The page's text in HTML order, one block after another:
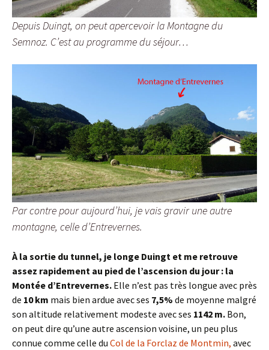
Depuis Duingt, on peut apercevoir la Montagne du
Semnoz. C’est au programme du séjour…
Par contre pour aujourd’hui, je vais gravir une autre
montagne, celle d’Entrevernes.
À la sortie du tunnel, je longe Duingt et me retrouve
assez rapidement au pied de l’ascension du jour : la
Montée d’Entrevernes. Elle n’est pas très longue avec près
de 10 km mais bien ardue avec ses 7,5% de moyenne malgré
son altitude relativement modeste avec ses 1142 m. Bon,
on peut dire qu’une autre ascension voisine, un peu plus
connue comme celle du Col de la Forclaz de Montmin, avec